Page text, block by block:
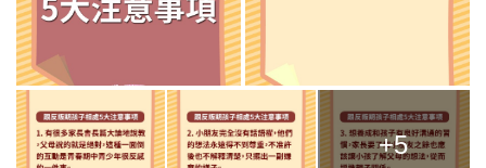
+5